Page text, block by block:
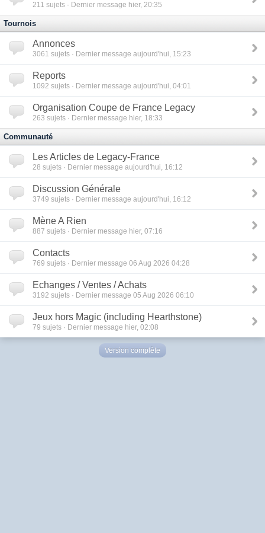
211 sujets · Dernier message hier, 20:35
Tournois
Annonces
3061 sujets · Dernier message aujourd'hui, 15:23
Reports
1092 sujets · Dernier message aujourd'hui, 04:01
Organisation Coupe de France Legacy
263 sujets · Dernier message hier, 18:33
Communauté
Les Articles de Legacy-France
28 sujets · Dernier message aujourd'hui, 16:12
Discussion Générale
3749 sujets · Dernier message aujourd'hui, 16:12
Mène A Rien
887 sujets · Dernier message hier, 07:16
Contacts
769 sujets · Dernier message 06 Aug 2026 04:28
Echanges / Ventes / Achats
3192 sujets · Dernier message 05 Aug 2026 06:10
Jeux hors Magic (including Hearthstone)
79 sujets · Dernier message hier, 02:08
Version complète